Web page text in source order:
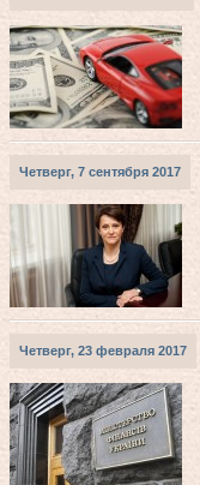
Четверг, 7 сентября 2017
Четверг, 23 февраля 2017